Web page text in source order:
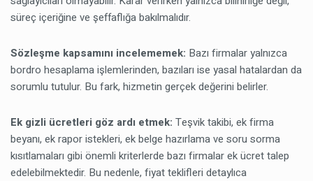
süreç içeriğine ve şeffaflığa bakılmalıdır.
Sözleşme kapsamını incelememek: Bazı firmalar yalnızca
bordro hesaplama işlemlerinden, bazıları ise yasal hatalardan da
sorumlu tutulur. Bu fark, hizmetin gerçek değerini belirler.
Ek gizli ücretleri göz ardı etmek: Teşvik takibi, ek firma
beyanı, ek rapor istekleri, ek belge hazırlama ve soru sorma
kısıtlamaları gibi önemli kriterlerde bazı firmalar ek ücret talep
edelebilmektedir. Bu nedenle, fiyat teklifleri detaylıca